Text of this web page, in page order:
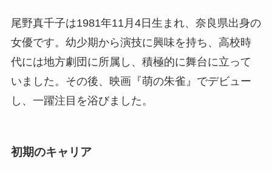
尾野真千子は1981年11月4日生まれ、奈良県出身の
女優です。幼少期から演技に興味を持ち、高校時
代には地方劇団に所属し、積極的に舞台に立って
いました。その後、映画『萌の朱雀』でデビュー
し、一躍注目を浴びました。
初期のキャリア